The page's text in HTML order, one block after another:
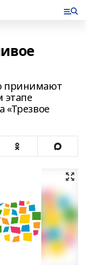
принимают
этапе
«Трезвое